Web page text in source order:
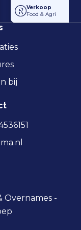
Grolsch heeft
Verkoop
Food & Agri
bij
Overnames -